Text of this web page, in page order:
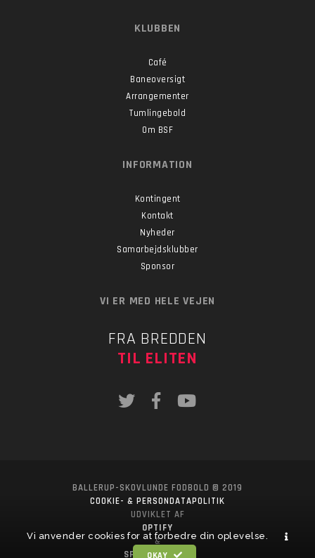
Vi anvender cookies for at forbedre din oplevelse.
OKAY
KLUBBEN
Café
Baneoversigt
Arrangementer
Tumlingebold
Om BSF
INFORMATION
Kontingent
Kontakt
Nyheder
Samarbejdsklubber
Sponsor
VI ER MED HELE VEJEN
FRA BREDDEN
TIL ELITEN
BALLERUP-SKOVLUNDE FODBOLD © 2019
COOKIE- & PERSONDATAPOLITIK
UDVIKLET AF
OPTIFY
&
SPORTSPONSOR